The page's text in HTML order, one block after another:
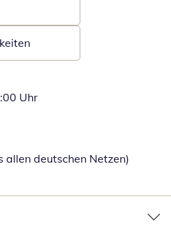
Uhr
allen deutschen Netzen)